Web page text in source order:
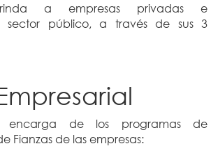
a empresas privadas e
sector público, a través de sus 3
encarga de los programas de
Fianzas de las empresas: